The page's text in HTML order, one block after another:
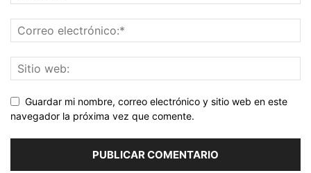
Guardar mi nombre, correo electrónico y sitio web en este
navegador la próxima vez que comente.